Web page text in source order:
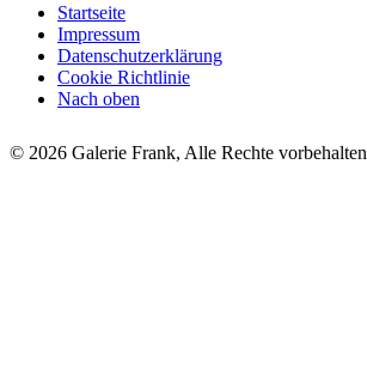
Startseite
Impressum
Datenschutzerklärung
Cookie Richtlinie
Nach oben
© 2026 Galerie Frank, Alle Rechte vorbehalten